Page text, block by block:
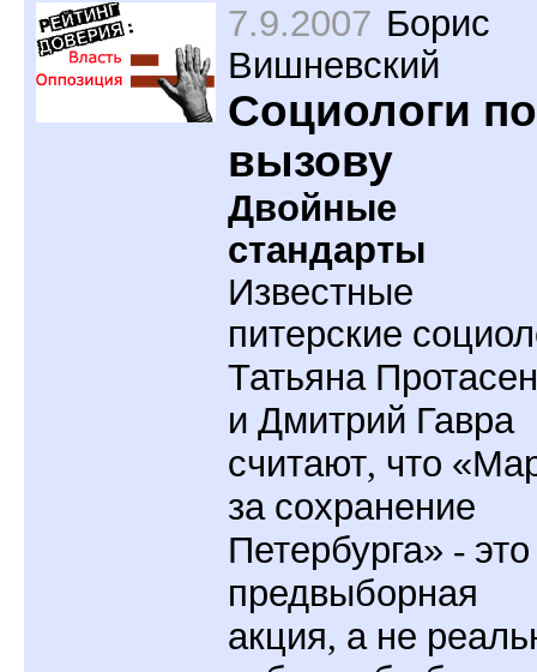
7.9.2007 Борис
Вишневский
Социологи по
вызову
Двойные
стандарты
Известные
питерские
Татьяна
и Дмитрий Гавра
считают, что
за сохранение
Петербурга» - это
предвыборная
акция, а не